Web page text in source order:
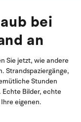
bei
an
Sie jetzt, wie andere
Strandspaziergänge,
Stunden
Bilder, echte
eigenen.